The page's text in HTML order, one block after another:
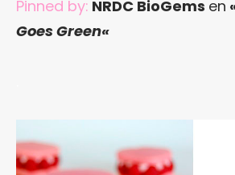
Pinned by: NRDC BioGems en
Goes Green«